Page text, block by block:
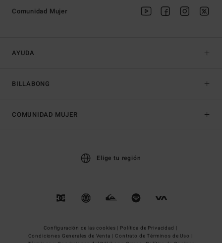
AYUDA
BILLABONG
Comunidad Mujer
COMUNIDAD MUJER
Elige tu región
Configuración de las cookies | Política de Privacidad |
Condiciones Generales de Venta | Contrato de Términos de Uso |